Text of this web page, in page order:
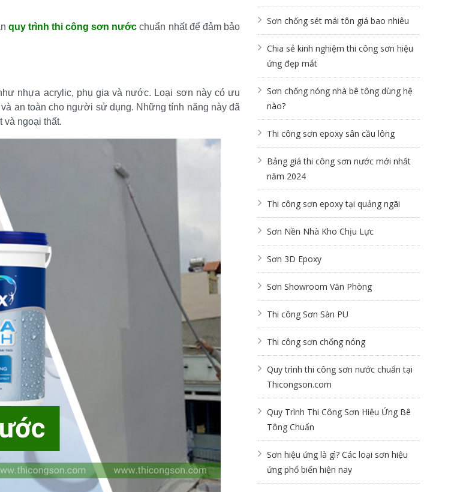
quy trình thi công sơn nước chuẩn nhất để đảm bảo
nhựa acrylic, phụ gia và nước. Loại sơn này có ưu
an toàn cho người sử dụng. Những tính năng này đã
và ngoại thất.
Sơn chống sét mái tôn giá bao nhiêu
Chia sẻ kinh nghiệm thi công sơn hiệu
ứng đẹp mắt
Sơn chống nóng nhà bê tông dùng hệ
nào?
Thi công sơn epoxy sân cầu lông
Bảng giá thi công sơn nước mới nhất
năm 2024
Thi công sơn epoxy tại quảng ngãi
Sơn Nền Nhà Kho Chịu Lực
Sơn 3D Epoxy
Sơn Showroom Văn Phòng
Thi công Sơn Sàn PU
Thi công sơn chống nóng
Quy trình thi công sơn nước chuẩn tại
Thicongson.com
Quy Trình Thi Công Sơn Hiệu Ứng Bê
Tông Chuẩn
Sơn hiệu ứng là gì? Các loại sơn hiệu
ứng phổ biến hiện nay